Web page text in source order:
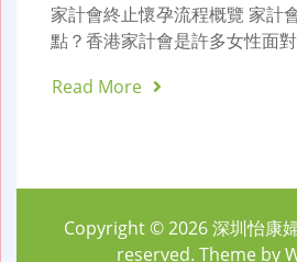
家計會終止懷孕流程概覽 家計
點？香港家計會是許多女性面
Read More
Copyright © 2026深圳怡康
reserved. Theme by